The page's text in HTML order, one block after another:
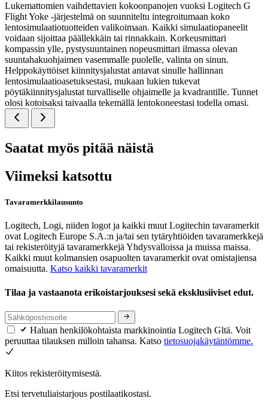
Lukemattomien vaihdettavien kokoonpanojen vuoksi Logitech G
Flight Yoke -järjestelmä on suunniteltu integroitumaan koko
lentosimulaatiotuotteiden valikoimaan. Kaikki simulaatiopaneelit
voidaan sijoittaa päällekkäin tai rinnakkain. Korkeusmittari
kompassin ylle, pystysuuntainen nopeusmittari ilmassa olevan
suuntahakuohjaimen vasemmalle puolelle, valinta on sinun.
Helppokäyttöiset kiinnitysjalustat antavat sinulle hallinnan
lentosimulaatioasetuksestasi, mukaan lukien tukevat
pöytäkiinnitysjalustat turvalliselle ohjaimelle ja kvadrantille. Tunnet
olosi kotoisaksi taivaalla tekemällä lentokoneestasi todella omasi.
Saatat myös pitää näistä
Viimeksi katsottu
Tavaramerkkilausunto
Logitech, Logi, niiden logot ja kaikki muut Logitechin tavaramerkit
ovat Logitech Europe S.A.:n ja/tai sen tytäryhtiöiden tavaramerkkejä
tai rekisteröityjä tavaramerkkejä Yhdysvalloissa ja muissa maissa.
Kaikki muut kolmansien osapuolten tavaramerkit ovat omistajiensa
omaisuutta. Katso kaikki tavaramerkit
Tilaa ja vastaanota erikoistarjouksesi sekä eksklusiiviset edut.
Haluan henkilökohtaista markkinointia Logitech Gltä. Voit
peruuttaa tilauksen milloin tahansa. Katso tietosuojakäytäntömme.
Kiitos rekisteröitymisestä.
Etsi tervetuliaistarjous postilaatikostasi.